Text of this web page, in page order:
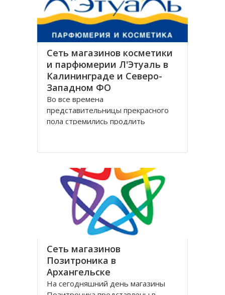
Сеть магазинов косметики
и парфюмерии Л'Этуаль в
Калининграде и Северо-
Западном ФО
Во все времена
представительницы прекрасного
пола стремились продлить
Женщины прилагали массу усилий
для достижения цели. Но это уже в
прошлом! Сегодня, благодаря
колоссальным достижениям в
области косметологии, ухаживать
за лицом и телом стало
Сеть магазинов
Позитроника в
Архангельске
На сегодняшний день магазины